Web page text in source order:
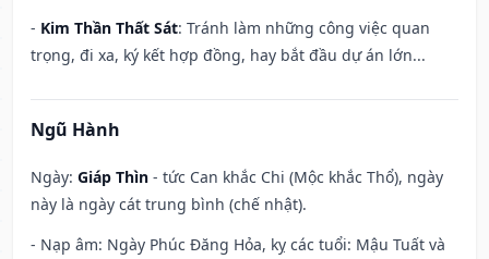
- Kim Thần Thất Sát: Tránh làm những công việc quan
trọng, đi xa, ký kết hợp đồng, hay bắt đầu dự án lớn...
Ngũ Hành
Ngày: Giáp Thìn - tức Can khắc Chi (Mộc khắc Thổ), ngày
này là ngày cát trung bình (chế nhật).
- Nạp âm: Ngày Phúc Đăng Hỏa, kỵ các tuổi: Mậu Tuất và